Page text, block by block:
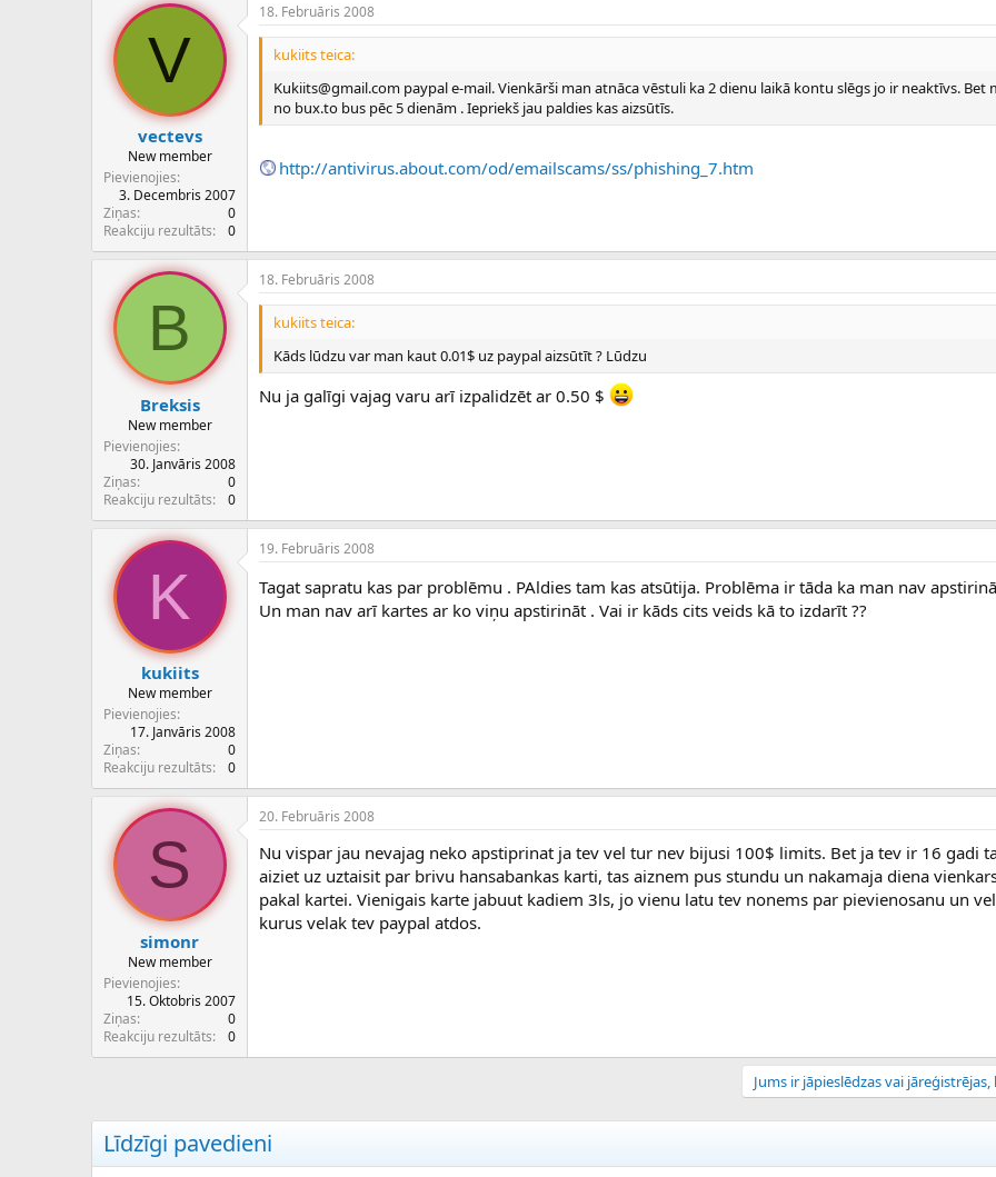
V
vectevs
New member
Pievienojies
3. Decembris 2007
Ziņas
0
Reakciju rezultāts
0
18. Februāris 2008
kukiits teica:
Kukiits@gmail.com paypal e-mail. Vienkārši man atnāca vēstuli ka 2 dienu laikā kontu slēgs jo ir neaktīvs. Bet
no bux.to bus pēc 5 dienām . Iepriekš jau paldies kas aizsūtīs.
http://antivirus.about.com/od/emailscams/ss/phishing_7.htm
B
Breksis
New member
Pievienojies
30. Janvāris 2008
Ziņas
0
Reakciju rezultāts
0
18. Februāris 2008
kukiits teica:
Kāds lūdzu var man kaut 0.01$ uz paypal aizsūtīt ? Lūdzu
Nu ja galīgi vajag varu arī izpalidzēt ar 0.50 $
K
kukiits
New member
Pievienojies
17. Janvāris 2008
Ziņas
0
Reakciju rezultāts
0
19. Februāris 2008
Tagat sapratu kas par problēmu . PAldies tam kas atsūtija. Problēma ir tāda ka man nav
Un man nav arī kartes ar ko viņu apstirināt . Vai ir kāds cits veids kā to izdarīt ??
S
simonr
New member
Pievienojies
15. Oktobris 2007
Ziņas
0
Reakciju rezultāts
0
20. Februāris 2008
Nu vispar jau nevajag neko apstiprinat ja tev vel tur nev bijusi 100$ limits. Bet ja tev ir 16 gadi
aiziet uz uztaisit par brivu hansabankas karti, tas aiznem pus stundu un nakamaja diena
pakal kartei. Vienigais karte jabuut kadiem 3ls, jo vienu latu tev nonems par pievienosanu un
kurus velak tev paypal atdos.
Jums ir jāpieslēdzas vai
Līdzīgi pavedieni